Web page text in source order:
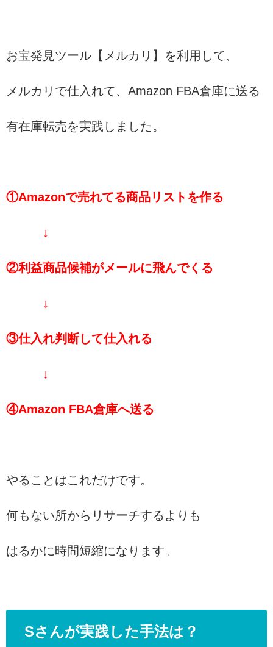
お宝発見ツール【メルカリ】を利用して、
メルカリで仕入れて、Amazon FBA倉庫に送る
有在庫転売を実践しました。
①Amazonで売れてる商品リストを作る
↓
②利益商品候補がメールに飛んでくる
↓
③仕入れ判断して仕入れる
↓
④Amazon FBA倉庫へ送る
やることはこれだけです。
何もない所からリサーチするよりも
はるかに時間短縮になります。
Sさんが実践した手法は？